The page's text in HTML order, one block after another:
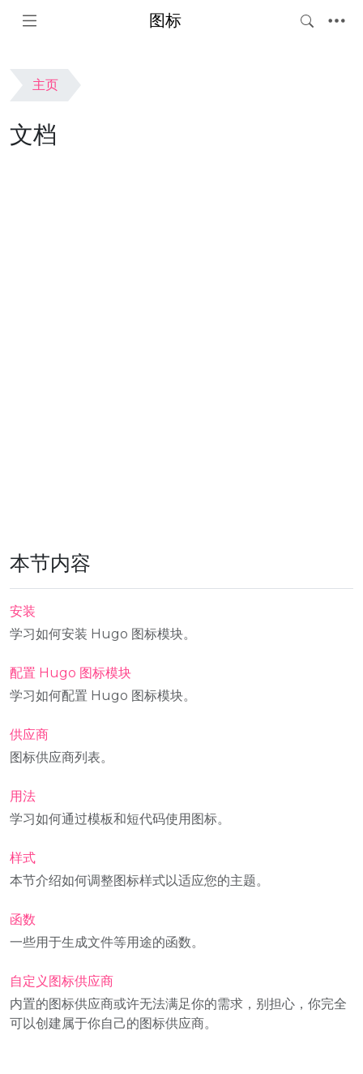
图标
主页
文档
本节内容
安装
学习如何安装 Hugo 图标模块。
配置 Hugo 图标模块
学习如何配置 Hugo 图标模块。
供应商
图标供应商列表。
用法
学习如何通过模板和短代码使用图标。
样式
本节介绍如何调整图标样式以适应您的主题。
函数
一些用于生成文件等用途的函数。
自定义图标供应商
内置的图标供应商或许无法满足你的需求，别担心，你完全
可以创建属于你自己的图标供应商。